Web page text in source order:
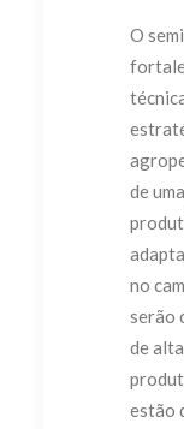
O
de
no
serão
de
estão